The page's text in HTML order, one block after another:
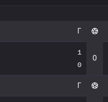
Г
1
0
0
Г